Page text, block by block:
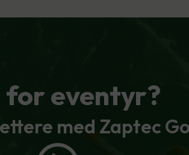
for eventyr?
med Zaptec